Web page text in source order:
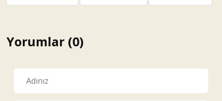
Yorumlar (0)